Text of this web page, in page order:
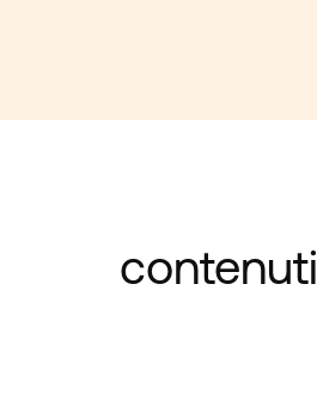
contenuti